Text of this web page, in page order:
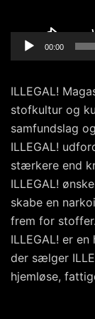
00:00
ILLEGAL!
stofkultur og
samfundslag
ILLEGAL!
stærkere end
ILLEGAL!
skabe en
frem for stoffer.
ILLEGAL! er
der sælger
hjemløse,